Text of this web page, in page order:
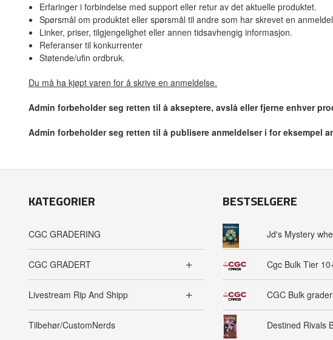
Erfaringer i forbindelse med support eller retur av det aktuelle produktet.
Spørsmål om produktet eller spørsmål til andre som har skrevet en
Linker, priser, tilgjengelighet eller annen tidsavhengig informasjon.
Referanser til konkurrenter
Støtende/ufin ordbruk.
Du må ha kjøpt varen for å skrive en anmeldelse.
Admin forbeholder seg retten til å akseptere, avslå eller fjerne enhver
Admin forbeholder seg retten til å publisere anmeldelser i for eksempel
KATEGORIER
CGC GRADERING
CGC GRADERT
Livestream Rip And Shipp
Tilbehør/CustomNerds
BESTSELGERE
Jd's Mystery
Cgc Bulk Tier
CGC Bulk
Destined Rivals